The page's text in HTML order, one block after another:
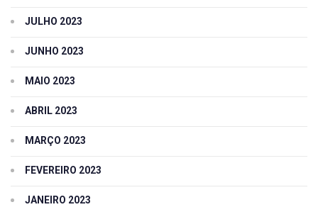
JULHO 2023
JUNHO 2023
MAIO 2023
ABRIL 2023
MARÇO 2023
FEVEREIRO 2023
JANEIRO 2023